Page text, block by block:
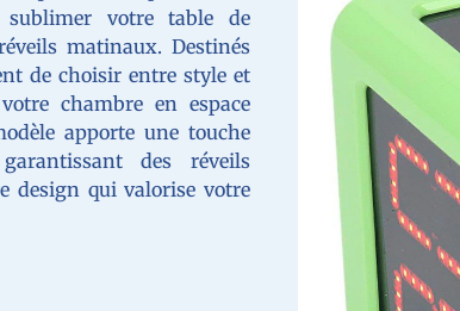
sublimer votre table de
matinaux. Destinés
de choisir entre style et
chambre en espace
apporte une touche
des réveils
design qui valorise votre